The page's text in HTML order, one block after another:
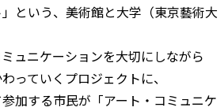
」という、美術館と大学（東京藝術大
ュニケーションを大切にしながら
っていくプロジェクトに、
参加する市民が「アート・コミュニケ